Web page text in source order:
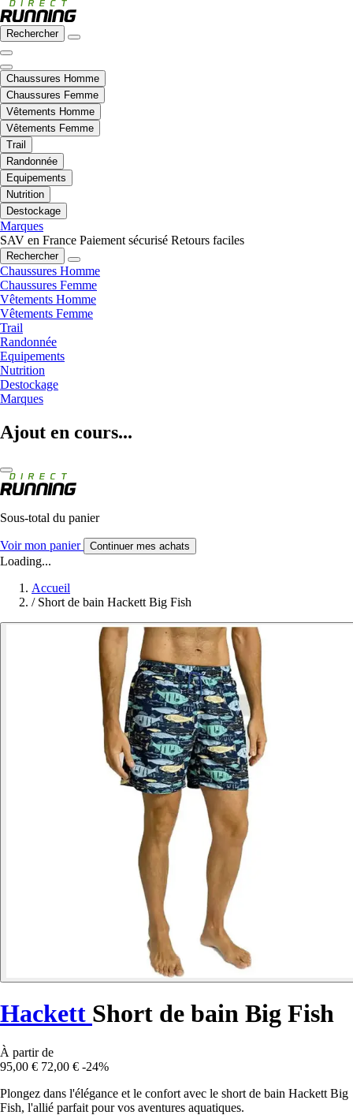
Rechercher
Chaussures Homme
Chaussures Femme
Vêtements Homme
Vêtements Femme
Trail
Randonnée
Equipements
Nutrition
Destockage
Marques
SAV en France Paiement sécurisé Retours faciles
Rechercher
Chaussures Homme
Chaussures Femme
Vêtements Homme
Vêtements Femme
Trail
Randonnée
Equipements
Nutrition
Destockage
Marques
Ajout en cours...
Sous-total du panier
Voir mon panier Continuer mes achats
Loading...
Accueil
/ Short de bain Hackett Big Fish
Hackett Short de bain Big Fish
À partir de
95,00 € 72,00 € -24%
Plongez dans l'élégance et le confort avec le short de bain Hackett Big
Fish, l'allié parfait pour vos aventures aquatiques.